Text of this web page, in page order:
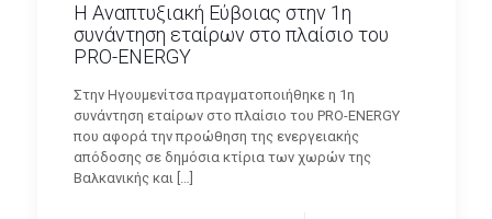
Η Αναπτυξιακή Εύβοιας στην 1η
συνάντηση εταίρων στο πλαίσιο του
PRO-ENERGY
Στην Ηγουμενίτσα πραγματοποιήθηκε η 1η
συνάντηση εταίρων στο πλαίσιο του PRO-ENERGY
που αφορά την προώθηση της ενεργειακής
απόδοσης σε δημόσια κτίρια των χωρών της
Βαλκανικής και[…]